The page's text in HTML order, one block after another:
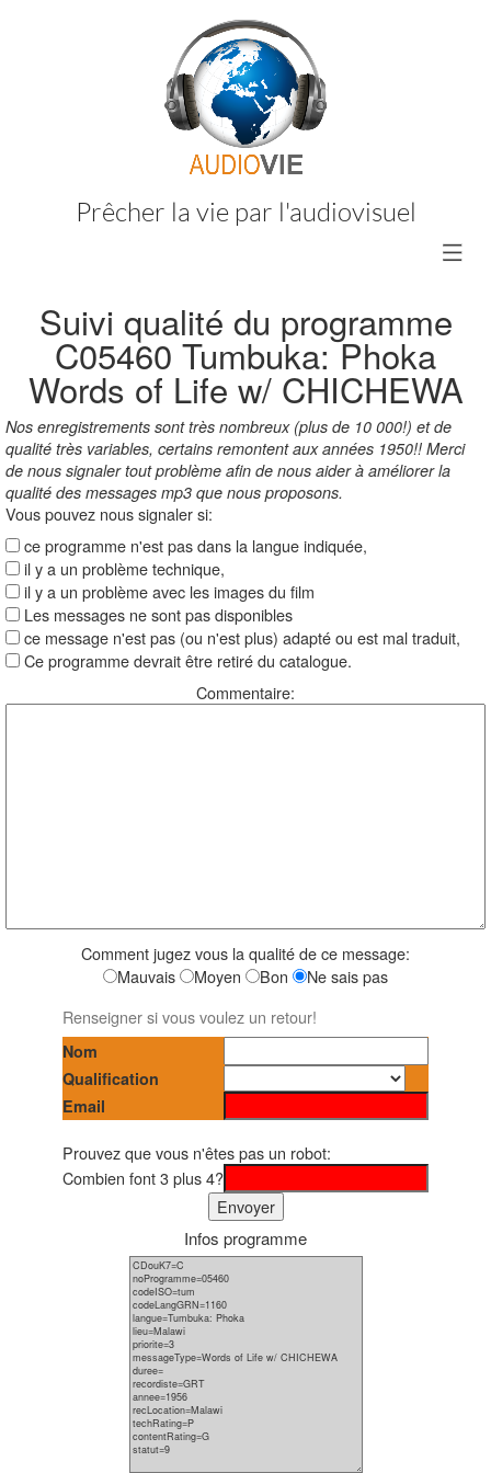
Prêcher la vie par l'audiovisuel
Suivi qualité du programme
C05460 Tumbuka: Phoka
Words of Life w/ CHICHEWA
Nos enregistrements sont très nombreux (plus de 10 000!) et de
qualité très variables, certains remontent aux années 1950!! Merci
de nous signaler tout problème afin de nous aider à améliorer la
qualité des messages mp3 que nous proposons.
Vous pouvez nous signaler si:
ce programme n'est pas dans la langue indiquée,
il y a un problème technique,
il y a un problème avec les images du film
Les messages ne sont pas disponibles
ce message n'est pas (ou n'est plus) adapté ou est mal traduit,
Ce programme devrait être retiré du catalogue.
Commentaire:
Comment jugez vous la qualité de ce message:
Mauvais
Moyen Bon
Ne sais pas
Renseigner si vous voulez un retour!
Nom
Qualification
Email
Prouvez que vous n'êtes pas un robot:
Combien font 3 plus 4?
Infos programme